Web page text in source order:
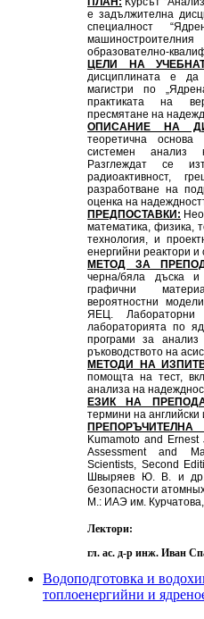
е задължителна
специалност
образователно-
ЦЕЛИ НА
дисциплината е
магистри по
практиката на
пресмятане на
ОПИСАНИЕ НА
теоретична основа
системен
Разглеждат се
радиоактивност,
разработване на
оценка на
ПРЕДПОСТАВКИ:
математика, физика,
технология, и
енергийни реактори
МЕТОД ЗА
черна/бяла дъска
графични
вероятностни
ЯЕЦ. Лабораторни
лабораторията по
програми за
ръководството на
МЕТОДИ НА
помощта на тест,
анализа на
ЕЗИК НА
термини на английски
ПРЕПОРЪЧИТЕЛНА
Kumamoto and
Assessment and
Scientists, Second
Швыряев Ю. В. и
безопасности
М.: ИАЭ им.
Лектори:
гл. ас. д-р инж. Иван
Водоподготовка и
топлоенергийни и